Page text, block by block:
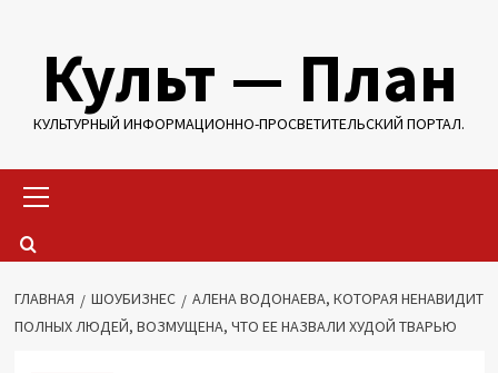
содержимому
Культ — План
КУЛЬТУРНЫЙ ИНФОРМАЦИОННО-ПРОСВЕТИТЕЛЬСКИЙ ПОРТАЛ.
меню
ГЛАВНАЯ ШОУБИЗНЕС
АЛЕНА ВОДОНАЕВА, КОТОРАЯ НЕНАВИДИТ
ПОЛНЫХ ЛЮДЕЙ, ВОЗМУЩЕНА, ЧТО ЕЕ НАЗВАЛИ ХУДОЙ ТВАРЬЮ